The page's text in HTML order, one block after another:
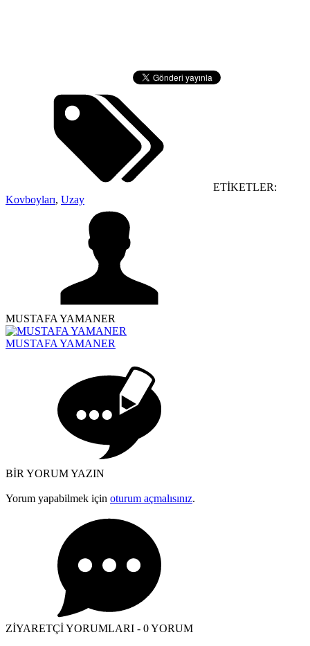
ETİKETLER:
Kovboyları, Uzay
MUSTAFA YAMANER
MUSTAFA YAMANER
BİR YORUM YAZIN
Yorum yapabilmek için oturum açmalısınız.
ZİYARETÇİ YORUMLARI - 0 YORUM